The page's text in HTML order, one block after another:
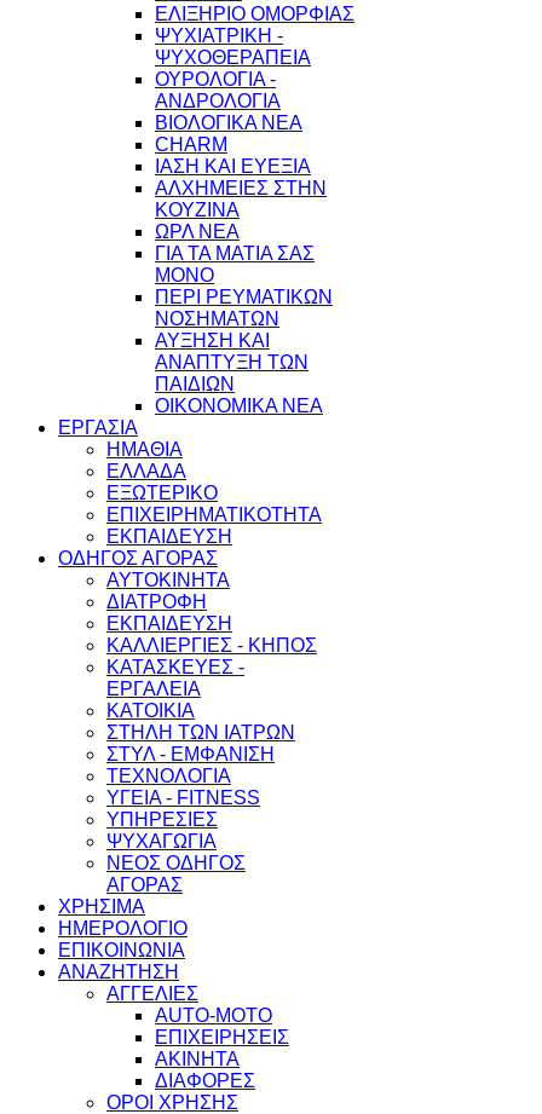
ΕΛΙΞΗΡΙΟ ΟΜΟΡΦΙΑΣ
ΨΥΧΙΑΤΡΙΚΗ -
ΨΥΧΟΘΕΡΑΠΕΙΑ
ΟΥΡΟΛΟΓΙΑ -
ΑΝΔΡΟΛΟΓΙΑ
ΒΙΟΛΟΓΙΚΑ ΝΕΑ
CHARM
ΙΑΣΗ ΚΑΙ ΕΥΕΞΙΑ
ΑΛΧΗΜΕΙΕΣ ΣΤΗΝ
ΚΟΥΖΙΝΑ
ΩΡΛ ΝEA
ΓΙΑ ΤΑ ΜΑΤΙΑ ΣΑΣ
ΜΟΝΟ
ΠΕΡΙ ΡΕΥΜΑΤΙΚΩΝ
ΝΟΣΗΜΑΤΩΝ
ΑΥΞΗΣΗ ΚΑΙ
ΑΝΑΠΤΥΞΗ ΤΩΝ
ΠΑΙΔΙΩΝ
ΟΙΚΟΝΟΜΙΚΑ ΝΕΑ
ΕΡΓΑΣΙΑ
ΗΜΑΘΙΑ
ΕΛΛΑΔΑ
ΕΞΩΤΕΡΙΚΟ
ΕΠΙΧΕΙΡΗΜΑΤΙΚΟΤΗΤΑ
ΕΚΠΑΙΔΕΥΣΗ
ΟΔΗΓΟΣ ΑΓΟΡΑΣ
ΑΥΤΟΚΙΝΗΤΑ
ΔΙΑΤΡΟΦΗ
ΕΚΠΑΙΔΕΥΣΗ
ΚΑΛΛΙΕΡΓΙΕΣ - ΚΗΠΟΣ
ΚΑΤΑΣΚΕΥΕΣ -
ΕΡΓΑΛΕΙΑ
ΚΑΤΟΙΚΙΑ
ΣΤΗΛΗ ΤΩΝ ΙΑΤΡΩΝ
ΣΤΥΛ - ΕΜΦΑΝΙΣΗ
ΤΕΧΝΟΛΟΓΙΑ
ΥΓΕΙΑ - FITNESS
ΥΠΗΡΕΣΙΕΣ
ΨΥΧΑΓΩΓΙΑ
ΝΕΟΣ ΟΔΗΓΟΣ
ΑΓΟΡΑΣ
ΧΡΗΣΙΜΑ
ΗΜΕΡΟΛΟΓΙΟ
ΕΠΙΚΟΙΝΩΝΙΑ
ΑΝΑΖΗΤΗΣΗ
ΑΓΓΕΛΙΕΣ
AUTO-MOTO
ΕΠΙΧΕΙΡΗΣΕΙΣ
ΑΚΙΝΗΤΑ
ΔΙΑΦΟΡΕΣ
ΟΡΟΙ ΧΡΗΣΗΣ